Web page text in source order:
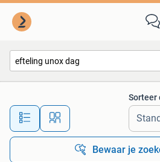
Alle afstanden…
Sorteer
Bewaar je